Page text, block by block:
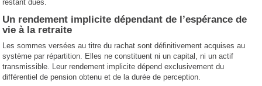
restant dues.
Un rendement implicite dépendant de l’espérance de
vie à la retraite
Les sommes versées au titre du rachat sont définitivement acquises au
système par répartition. Elles ne constituent ni un capital, ni un actif
transmissible. Leur rendement implicite dépend exclusivement du
différentiel de pension obtenu et de la durée de perception.